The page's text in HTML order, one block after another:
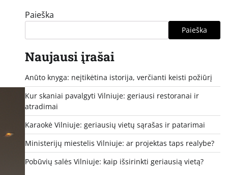
Paieška
Paieška
Naujausi įrašai
Anūto knyga: neįtikėtina istorija, verčianti keisti požiūrį
Kur skaniai pavalgyti Vilniuje: geriausi restoranai ir
atradimai
Karaokė Vilniuje: geriausių vietų sąrašas ir patarimai
Ministerijų miestelis Vilniuje: ar projektas taps realybe?
Pobūvių salės Vilniuje: kaip išsirinkti geriausią vietą?